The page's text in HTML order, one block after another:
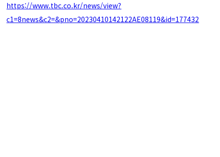
https://www.tbc.co.kr/news/view?
c1=8news&c2=&pno=20230410142122AE08119&id=177432